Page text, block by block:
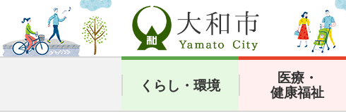
くらし・環境
医療・
健康福祉